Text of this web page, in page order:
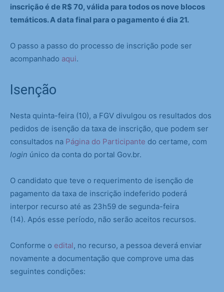
inscrição é de R$ 70, válida para todos os nove blocos
temáticos. A data final para o pagamento é dia 21.
O passo a passo do processo de inscrição pode ser
acompanhado aqui.
Isenção
Nesta quinta-feira (10), a FGV divulgou os resultados dos
pedidos de isenção da taxa de inscrição, que podem ser
consultados na Página do Participante do certame, com
login único da conta do portal Gov.br.
O candidato que teve o requerimento de isenção de
pagamento da taxa de inscrição indeferido poderá
interpor recurso até as 23h59 de segunda-feira
(14). Após esse período, não serão aceitos recursos.
Conforme o edital, no recurso, a pessoa deverá enviar
novamente a documentação que comprove uma das
seguintes condições: